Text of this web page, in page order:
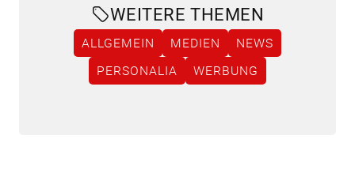
WEITERE THEMEN
ALLGEMEIN MEDIEN
NEWS
PERSONALIA
WERBUNG